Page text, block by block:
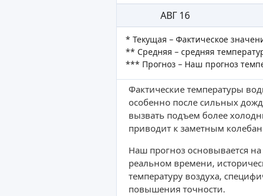
АВГ 16
* Текущая – Фактическое
** Средняя – средняя
*** Прогноз – Наш прогноз
Фактические температуры
особенно после сильных
вызвать подъем более
приводит к заметным
Наш прогноз основывается
реальном времени,
температуру воздуха,
повышения точности.